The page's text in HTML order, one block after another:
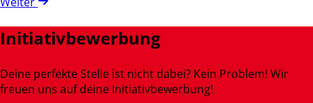
Initiativbewerbung
Deine perfekte Stelle ist nicht dabei? Kein Problem! Wir
freuen uns auf deine Initiativbewerbung!